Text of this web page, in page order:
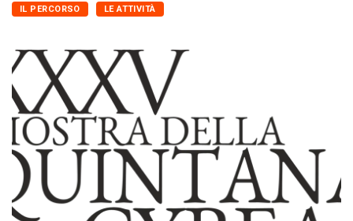
IL PERCORSO LE ATTIVITÀ